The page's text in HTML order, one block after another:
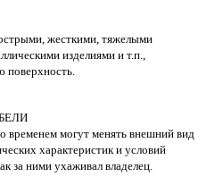
жесткими, тяжелыми
изделиями и т.п.,
поверхность.
временем могут менять внешний вид
характеристик и условий
за ними ухаживал владелец.